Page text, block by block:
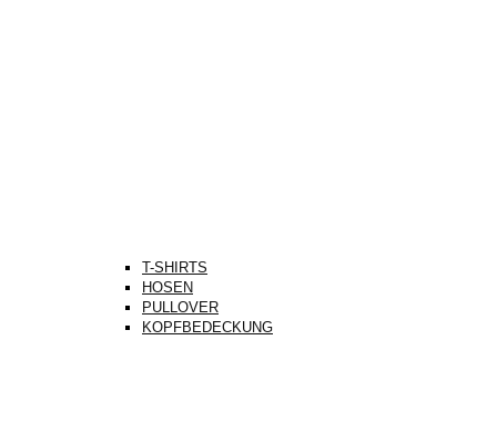
T-SHIRTS
HOSEN
PULLOVER
KOPFBEDECKUNG